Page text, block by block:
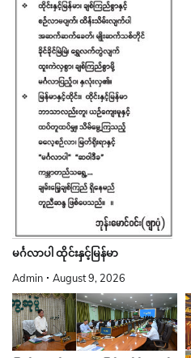
မင်္ဂလာပါ ထိုင်းနှင့်မြန်မာ
Admin August 9, 2026